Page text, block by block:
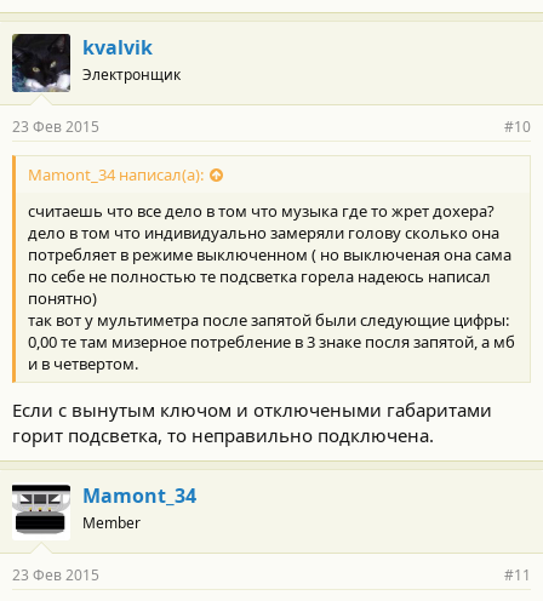
kvalvik
Электронщик
23 Фев 2015 #10
Mamont_34 написал(а):
считаешь что все дело в том что музыка где то жрет дохера?
дело в том что индивидуально замеряли голову сколько она
потребляет в режиме выключенном ( но выключеная она сама
по себе не полностью те подсветка горела надеюсь написал
понятно)
так вот у мультиметра после запятой были следующие цифры:
0,00 те там мизерное потребление в 3 знаке посля запятой, а мб
и в четвертом.
Если с вынутым ключом и отключеными габаритами
горит подсветка, то неправильно подключена.
Mamont_34
Member
23 Фев 2015 #11